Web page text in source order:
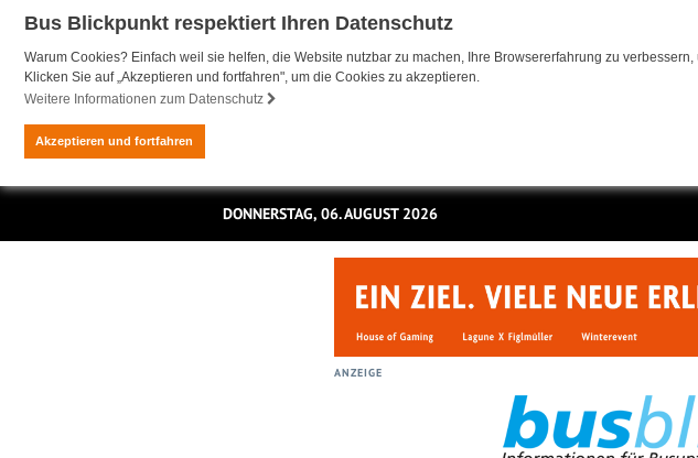
Bus Blickpunkt respektiert Ihren Datenschutz
Warum Cookies? Einfach weil sie helfen, die Website nutzbar zu machen, Ihre Browsererfahrung zu
Klicken Sie auf „Akzeptieren und fortfahren", um die Cookies zu akzeptieren.
Weitere Informationen zum Datenschutz
Akzeptieren und fortfahren
DONNERSTAG, 06. AUGUST 2026
ANZEIGE